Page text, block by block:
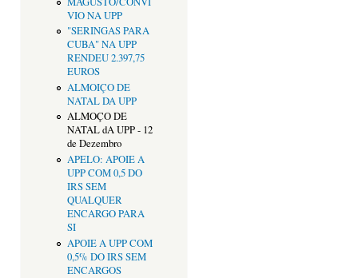
VIO NA UPP
"SERINGAS PARA
CUBA" NA UPP
RENDEU 2.397,75
EUROS
ALMOIÇO DE
NATAL DA UPP
ALMOÇO DE
NATAL dA UPP - 12
de Dezembro
APELO: APOIE A
UPP COM 0,5 DO
IRS SEM
QUALQUER
ENCARGO PARA
SI
APOIE A UPP COM
0,5% DO IRS SEM
ENCARGOS